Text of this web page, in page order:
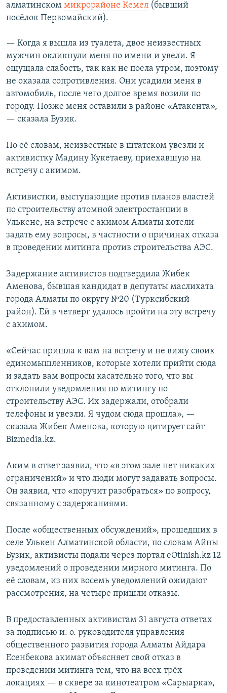
алматинском микрорайоне Кемел (бывший
посёлок Первомайский).
— Когда я вышла из туалета, двое неизвестных
мужчин окликнули меня по имени и увели. Я
ощущала слабость, так как не поела утром, поэтому
не оказала сопротивления. Они усадили меня в
автомобиль, после чего долгое время возили по
городу. Позже меня оставили в районе «Атакента»,
— сказала Бузик.
По её словам, неизвестные в штатском увезли и
активистку Мадину Кукетаеву, приехавшую на
встречу с акимом.
Активистки, выступающие против планов властей
по строительству атомной электростанции в
Улькене, на встрече с акимом Алматы хотели
задать ему вопросы, в частности о причинах отказа
в проведении митинга против строительства АЭС.
Задержание активистов подтвердила Жибек
Аменова, бывшая кандидат в депутаты маслихата
города Алматы по округу №20 (Турксибский
район). Ей в четверг удалось пройти на эту встречу
с акимом.
«Сейчас пришла к вам на встречу и не вижу своих
единомышленников, которые хотели прийти сюда
и задать вам вопросы касательно того, что вы
отклонили уведомления по митингу по
строительству АЭС. Их задержали, отобрали
телефоны и увезли. Я чудом сюда прошла», —
сказала Жибек Аменова, которую цитирует сайт
Bizmedia.kz.
Аким в ответ заявил, что «в этом зале нет никаких
ограничений» и что люди могут задавать вопросы.
Он заявил, что «поручит разобраться» по вопросу,
связанному с задержаниями.
После «общественных обсуждений», прошедших в
селе Улькен Алматинской области, по словам Айны
Бузик, активисты подали через портал eOtinish.kz 12
уведомлений о проведении мирного митинга. По
её словам, из них восемь уведомлений ожидают
рассмотрения, на четыре пришли отказы.
В предоставленных активистам 31 августа ответах
за подписью и. о. руководителя управления
общественного развития города Алматы Айдара
Есенбекова акимат объясняет свой отказ в
проведении митинга тем, что на всех трёх
локациях — в сквере за кинотеатром «Сарыарка»,